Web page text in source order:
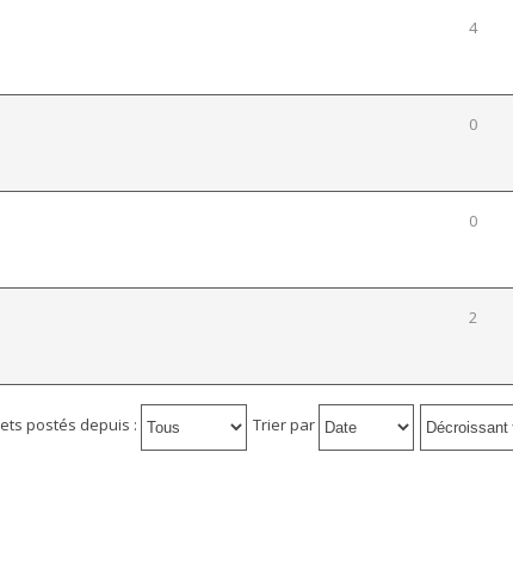
4
0
0
2
postés depuis : Trier par